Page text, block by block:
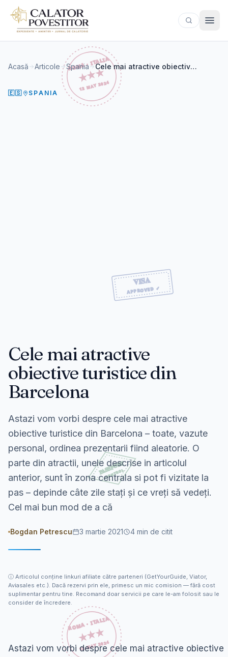
Sari la conținut
Acasă Articole Spania Cele mai atractive obiective turistice din Barcelona
🇪🇸 SPANIA
Cele mai atractive
obiective turistice din
Barcelona
Astazi vom vorbi despre cele mai atractive
obiective turistice din Barcelona – toate, vazute
personal, ordinea prezentarii fiind aleatorie. O
parte din atractii, unele descrise in articolul
anterior, sunt în zona centrala si pot fi vizitate la
pas – depinde câte zile stați și ce vreți să vedeți.
Cel mai bun mod de a că
Bogdan Petrescu 3 martie 2021 4 min de citit
ⓘ Articolul conține linkuri afiliate către parteneri (GetYourGuide, Viator,
Aviasales etc.). Dacă rezervi prin ele, primesc un mic comision — fără cost
suplimentar pentru tine. Recomand doar servicii pe care le-am folosit sau le
consider de încredere.
Astazi vom vorbi despre cele mai atractive obiective